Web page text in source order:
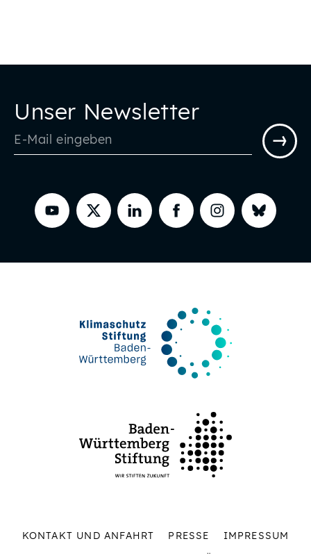
Unser Newsletter
KONTAKT UND ANFAHRT PRESSE
IMPRESSUM